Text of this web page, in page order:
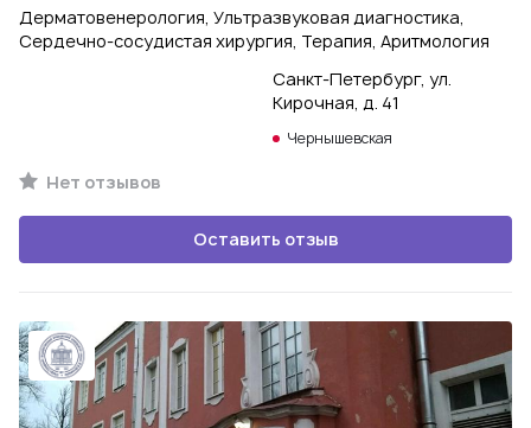
Дерматовенерология, Ультразвуковая диагностика,
Сердечно-сосудистая хирургия, Терапия, Аритмология
Санкт-Петербург, ул.
Кирочная, д. 41
Чернышевская
Нет отзывов
Оставить отзыв